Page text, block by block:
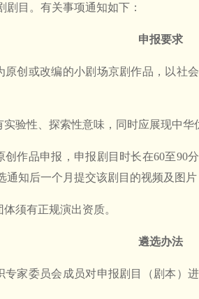
剧目。有关事项通知如下：
申报要求
原创或改编的小剧场京剧作品，以社
实验性、探索性意味，同时应展现中华
创作品申报，申报剧目时长在60至90
通知后一个月提交该剧目的视频及图
须有正规演出资质。
遴选办法
专家委员会成员对申报剧目（剧本）